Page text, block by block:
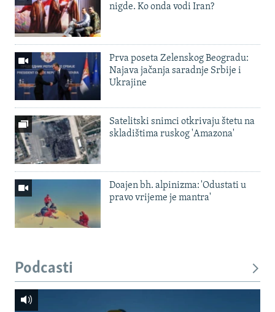
nigde. Ko onda vodi Iran?
Prva poseta Zelenskog Beogradu:
Najava jačanja saradnje Srbije i
Ukrajine
Satelitski snimci otkrivaju štetu na
skladištima ruskog 'Amazona'
Doajen bh. alpinizma: 'Odustati u
pravo vrijeme je mantra'
Podcasti